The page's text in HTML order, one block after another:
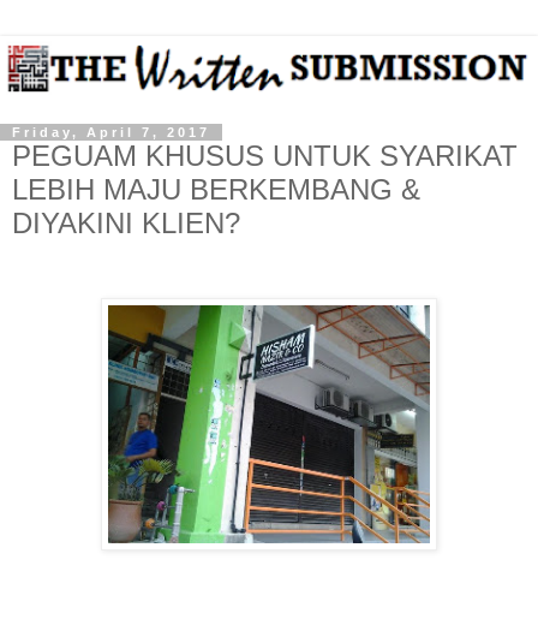
Friday, April 7, 2017
PEGUAM KHUSUS UNTUK SYARIKAT
LEBIH MAJU BERKEMBANG &
DIYAKINI KLIEN?